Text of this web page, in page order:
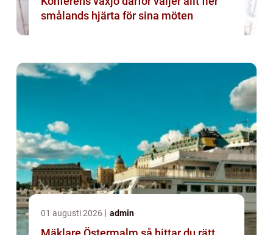
smålands hjärta för sina möten
01 augusti 2026 admin